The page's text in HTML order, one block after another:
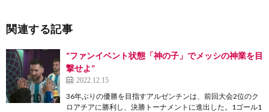
関連する記事
“ファンイベント状態「神の子」でメッシの神業を目
撃せよ”
2022.12.15
36年ぶりの優勝を目指すアルゼンチンは、前回大会2位のク
ロアチアに勝利し、決勝トーナメントに進出した。1ゴール1